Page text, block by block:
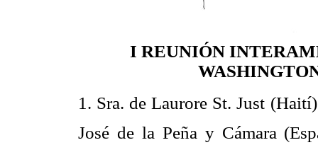
I REUNIÓN
1. Sra. de Laurore St. Just
José de la Peña y Cámara